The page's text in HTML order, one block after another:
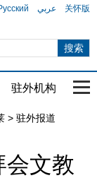
عربي 关怀版
驻外机构 国
> 驻外报道
文教